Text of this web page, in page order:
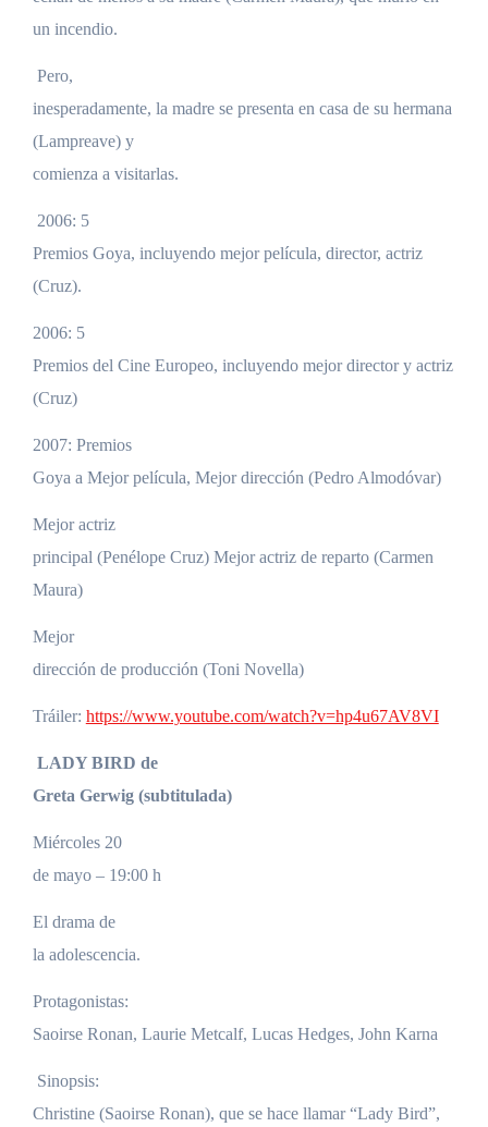
un incendio.
Pero,
inesperadamente, la madre se presenta en casa de su hermana
(Lampreave) y
comienza a visitarlas.
2006: 5
Premios Goya, incluyendo mejor película, director, actriz
(Cruz).
2006: 5
Premios del Cine Europeo, incluyendo mejor director y actriz
(Cruz)
2007: Premios
Goya a Mejor película, Mejor dirección (Pedro Almodóvar)
Mejor actriz
principal (Penélope Cruz) Mejor actriz de reparto (Carmen
Maura)
Mejor
dirección de producción (Toni Novella)
Tráiler: https://www.youtube.com/watch?v=hp4u67AV8VI
LADY BIRD de
Greta Gerwig (subtitulada)
Miércoles 20
de mayo – 19:00 h
El drama de
la adolescencia.
Protagonistas:
Saoirse Ronan, Laurie Metcalf, Lucas Hedges, John Karna
Sinopsis:
Christine (Saoirse Ronan), que se hace llamar “Lady Bird”,